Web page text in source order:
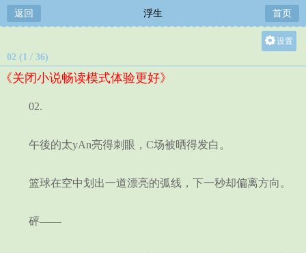
返回 浮生 首页
设置
02 (1 / 36)
《关闭小说畅读模式体验更好》
02.
午後的太yAn亮得刺眼，C场被晒得发白。
篮球在空中划出一道漂亮的弧线，下一秒却偏离方向。
砰——